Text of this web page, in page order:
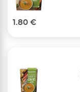
1.80 €